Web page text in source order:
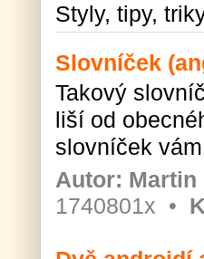
Styly, tipy,
Slovníček
Takový
liší od
slovníček
Autor: Martin
1740801x •